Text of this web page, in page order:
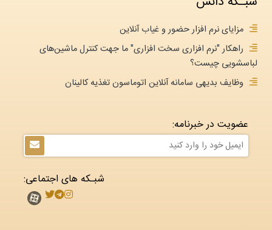
مزایای نرم افزار حضور و غیاب آنلاین
راهکار "نرم افزاری سخت افزاری" ما جهت کنترل ماشین‌های
لباسشویی چیست؟
وظایف بدیهی سامانه آنلاین اتوماسون تغذیه کالینان
عضویت در خبرنامه:
شبـکه های اجتماعی: